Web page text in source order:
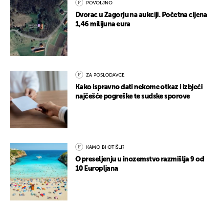
POVOLJNO
Dvorac u Zagorju na aukciji. Početna cijena
1,46 milijuna eura
ZA POSLODAVCE
Kako ispravno dati nekome otkaz i izbjeći
najčešće pogreške te sudske sporove
KAMO BI OTIŠLI?
O preseljenju u inozemstvo razmišlja 9 od
10 Europljana